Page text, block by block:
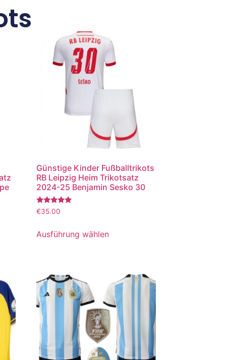
Günstige Kinder Fußballtrikots
RB Leipzig Heim Trikotsatz
2024-25 Benjamin Sesko 30
Bewertet
mit
von 5
€35.00
Ausführung wählen